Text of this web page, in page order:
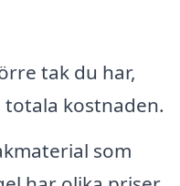
tak du har,
kostnaden.
som